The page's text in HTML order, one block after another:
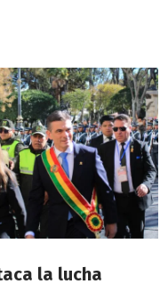
la lucha